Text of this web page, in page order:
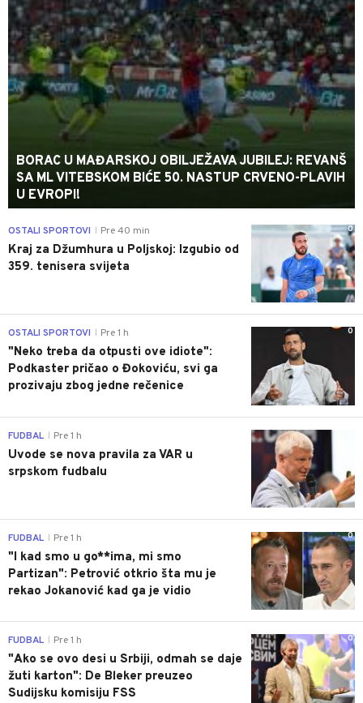
BORAC U MAĐARSKOJ OBILJEŽAVA JUBILEJ: REVANŠ
SA ML VITEBSKOM BIĆE 50. NASTUP CRVENO-PLAVIH
U EVROPI!
0
OSTALI SPORTOVI Pre 40 min
Kraj za Džumhura u Poljskoj: Izgubio od
359. tenisera svijeta
0
OSTALI SPORTOVI Pre 1 h
"Neko treba da otpusti ove idiote":
Podkaster pričao o Đokoviću, svi ga
prozivaju zbog jedne rečenice
FUDBAL Pre 1 h
Uvode se nova pravila za VAR u
srpskom fudbalu
0
FUDBAL Pre 1 h
"I kad smo u go**ima, mi smo
Partizan": Petrović otkrio šta mu je
rekao Jokanović kad ga je vidio
0
FUDBAL Pre 1 h
"Ako se ovo desi u Srbiji, odmah se daje
žuti karton": De Bleker preuzeo
Sudijsku komisiju FSS